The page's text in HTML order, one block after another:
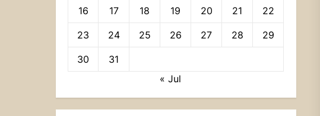
16 17 18 19 20 21 22
23 24 25 26 27 28 29
30
31
« Jul